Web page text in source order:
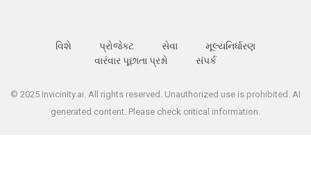
વિશે પ્રોજેક્ટ સેવા
મૂલ્યનિર્ધારણ
વારંવાર પૂછાતા પ્રશ્નો
સંપર્ક
© 2025 Invicinity.ai. All rights reserved. Unauthorized use is prohibited. AI
generated content. Please check critical information.